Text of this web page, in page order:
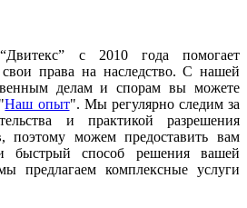
с 2010 года помогает
права на наследство. С нашей
делам и спорам вы можете
Наш опыт". Мы регулярно следим за
и практикой разрешения
поэтому можем предоставить вам
быстрый способ решения вашей
предлагаем комплексные услуги